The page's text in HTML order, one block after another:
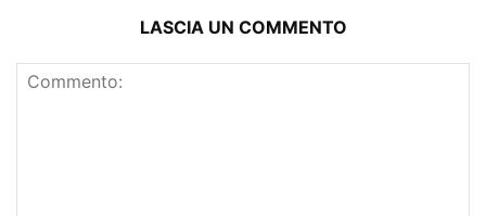
LASCIA UN COMMENTO